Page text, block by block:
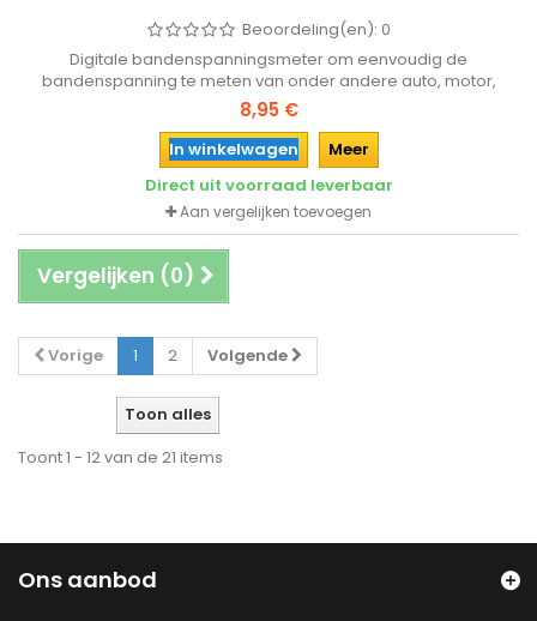
Beoordeling(en): 0
Digitale bandenspanningsmeter om eenvoudig de
bandenspanning te meten van onder andere auto, motor,
bormfiets en scooter of aanhanger en caravan.
8,95 €
In winkelwagen
Meer
Direct uit voorraad leverbaar
Aan vergelijken toevoegen
Vergelijken (0)
Vorige 1 2 Volgende
Toon alles
Toont 1 - 12 van de 21 items
Ons aanbod